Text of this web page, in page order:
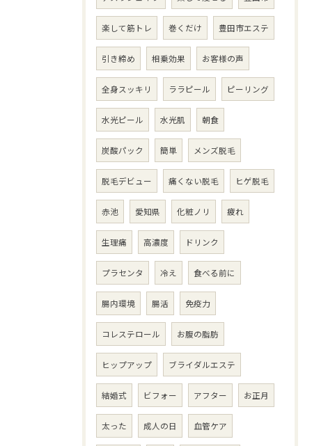
楽して筋トレ 巻くだけ 豊田市エステ
引き締め 相乗効果 お客様の声
全身スッキリ ララピール ピーリング
水光ピール 水光肌 朝食
炭酸パック 簡単 メンズ脱毛
脱毛デビュー 痛くない脱毛 ヒゲ脱毛
赤池 愛知県 化粧ノリ 疲れ
生理痛 高濃度 ドリンク
プラセンタ 冷え 食べる前に
腸内環境 腸活 免疫力
コレステロール お腹の脂肪
ヒップアップ ブライダルエステ
結婚式 ビフォー アフター お正月
太った 成人の日 血管ケア